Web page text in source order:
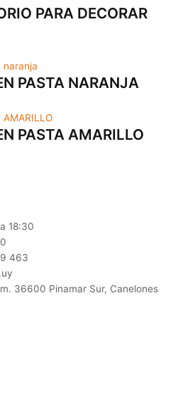
PARA DECORAR
PASTA NARANJA
PASTA AMARILLO
18:30
463
36600 Pinamar Sur, Canelones